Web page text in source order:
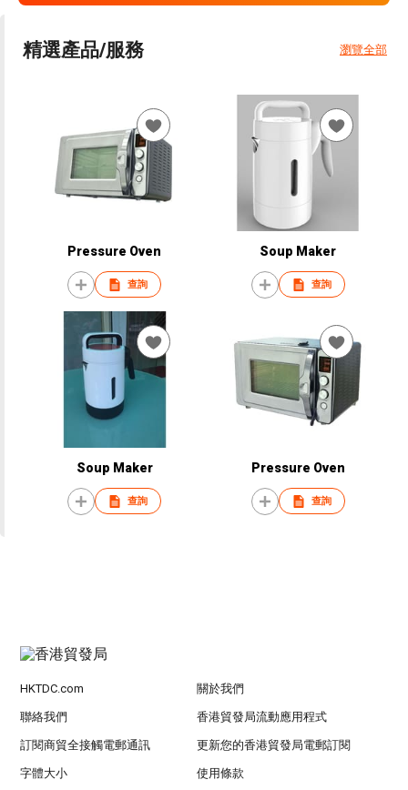
精選產品/服務 瀏覽全部
Pressure Oven
查詢
Soup Maker
查詢
Soup Maker
查詢
Pressure Oven
查詢
HKTDC.com 關於我們
聯絡我們 香港貿發局流動應用程式
訂閱商貿全接觸電郵通訊 更新您的香港貿發局電郵訂閱
字體大小 使用條款